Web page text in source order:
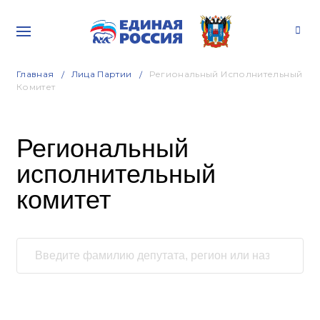
Главная Лица Партии
Региональный Исполнительный
Комитет
Региональный
исполнительный
комитет